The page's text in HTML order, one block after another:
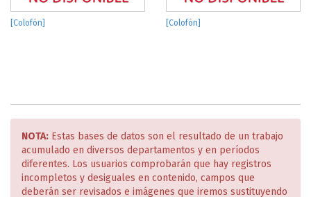
[Colofón] [Colofón]
NOTA: Estas bases de datos son el resultado de un trabajo
acumulado en diversos departamentos y en períodos
diferentes. Los usuarios comprobarán que hay registros
incompletos y desiguales en contenido, campos que
deberán ser revisados e imágenes que iremos sustituyendo